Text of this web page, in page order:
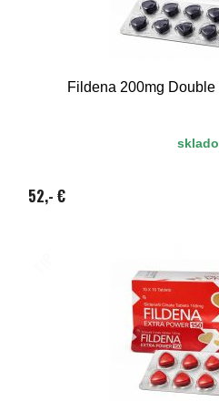
Fildena 200mg
52,- €